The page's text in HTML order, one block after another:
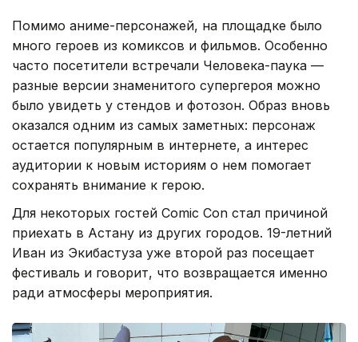
Помимо аниме-персонажей, на площадке было
много героев из комиксов и фильмов. Особенно
часто посетители встречали Человека-паука —
разные версии знаменитого супергероя можно
было увидеть у стендов и фотозон. Образ вновь
оказался одним из самых заметных: персонаж
остается популярным в интернете, а интерес
аудитории к новым историям о нем помогает
сохранять внимание к герою.
Для некоторых гостей Comic Con стал причиной
приехать в Астану из других городов. 19-летний
Иван из Экибастуза уже второй раз посещает
фестиваль и говорит, что возвращается именно
ради атмосферы мероприятия.